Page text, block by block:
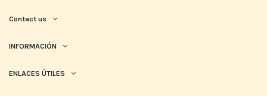
Contact us
INFORMACIÓN
ENLACES ÚTILES